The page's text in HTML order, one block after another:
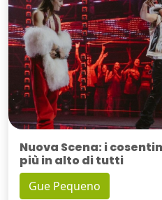
Nuova Scena: i
più in alto di tutti
Gue Pequeno